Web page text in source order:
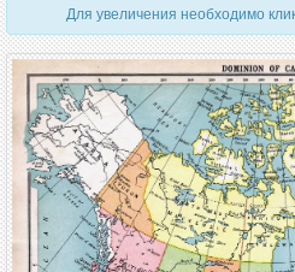
Для увеличения необходимо